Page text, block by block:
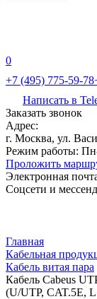
0
+7 (495) 775-59-78
Написать в
Заказать звонок
Адрес:
г. Москва, ул.
Режим работы:
Проложить
Электронная
Соцсети и
Главная
Кабельная
Кабель витая пара
Кабель Cabeus
(U/UTP, CAT.5E,